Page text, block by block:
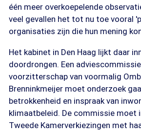
één meer overkoepelende
veel gevallen het tot nu toe vooral
organisaties zijn die hun mening
Het kabinet in Den Haag lijkt daar
doordrongen. Een
voorzitterschap van voormalig
Brenninkmeijer moet onderzoek
betrokkenheid en inspraak van
klimaatbeleid. De commissie moet
Tweede Kamerverkiezingen met